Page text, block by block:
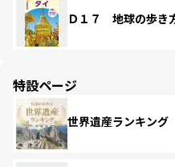
Ｄ１７ 地球の歩
特設ページ
世界遺産ランキング